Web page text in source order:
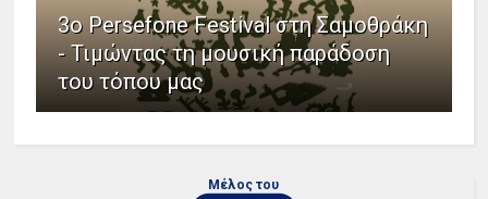
3ο Persefone Festival στη Σαμοθράκη
- Τιμώντας τη μουσική παράδοση
του τόπου μας
Μέλος του